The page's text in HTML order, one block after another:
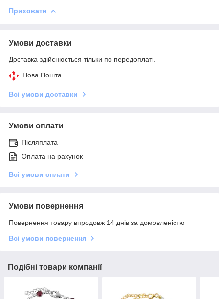
Приховати
Умови доставки
Доставка здійснюється тільки по передоплаті.
Нова Пошта
Всі умови доставки
Умови оплати
Післяплата
Оплата на рахунок
Всі умови оплати
Умови повернення
Повернення товару впродовж 14 днів за домовленістю
Всі умови повернення
Подібні товари компанії